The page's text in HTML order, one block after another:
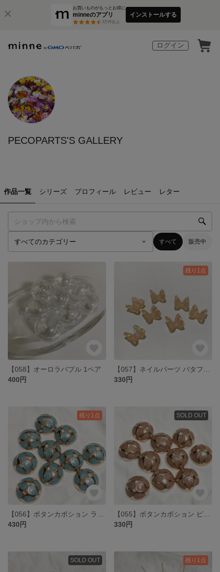
お買いものがもっとお得に
minneのアプリ
3万件以上
インストールする
ログイン
PECOPARTS'S GALLERY
作品一覧 シリーズ プロフィール レビュー レター
すべて 販売中
【058】オーロラバブル 1ペア
400円
残り1点
330円
残り1点
430円
SOLD OUT
330円
SOLD OUT 残り1点